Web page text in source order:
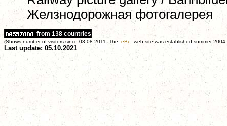
Желзнодорожная фотогалерея
from 138 countries
(Shows number of visitors since 03.08.2011. The -eBe- web site was established summer
Last update: 05.10.2021